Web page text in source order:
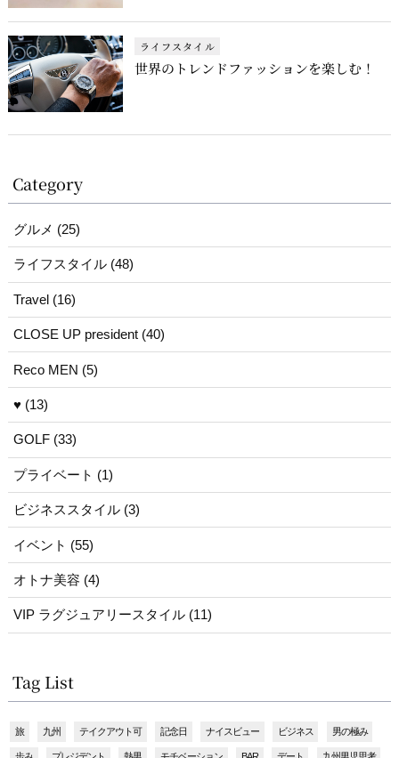
ライフスタイル
世界のトレンドファッションを楽しむ！
Category
グルメ (25)
ライフスタイル (48)
Travel (16)
CLOSE UP president (40)
Reco MEN (5)
♥ (13)
GOLF (33)
プライベート (1)
ビジネススタイル (3)
イベント (55)
オトナ美容 (4)
VIP ラグジュアリースタイル (11)
Tag List
旅 九州 テイクアウト可 記念日 ナイスビュー ビジネス 男の極み